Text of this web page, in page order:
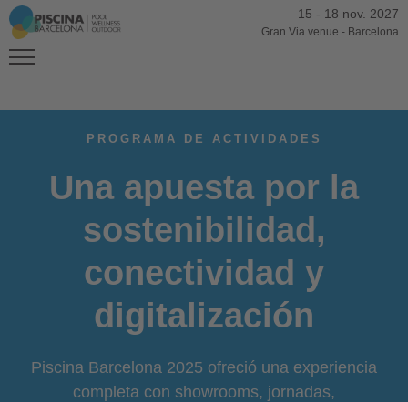
15 - 18 nov. 2027
Gran Via venue - Barcelona
PROGRAMA DE ACTIVIDADES
Una apuesta por la
sostenibilidad,
conectividad y
digitalización
Piscina Barcelona 2025 ofreció una experiencia
completa con showrooms, jornadas,